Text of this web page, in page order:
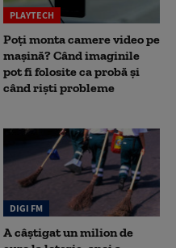
PLAYTECH
Poți monta camere video pe
mașină? Când imaginile
pot fi folosite ca probă și
când riști probleme
DIGI FM
A câștigat un milion de